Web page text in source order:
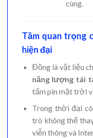
cùng.
Tầm quan trọng
hiện đại
Đồng là vật liệu
năng lượng tái
tấm pin mặt trời
Trong thời đại
trò không thể
viễn thông và